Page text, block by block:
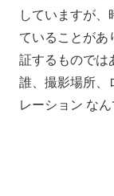
していますが
ていることがあ
証するものでは
誰、撮影場所、
レーション な